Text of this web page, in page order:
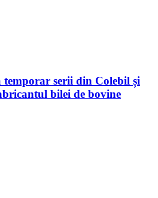
serii din Colebil și
bilei de bovine